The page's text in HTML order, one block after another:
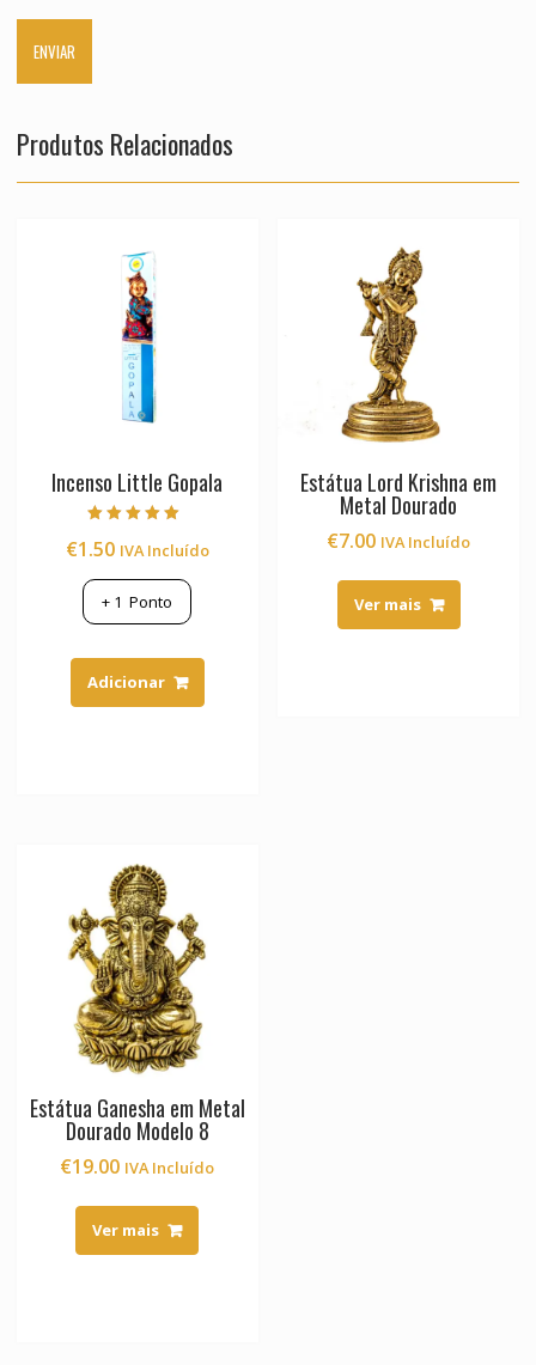
Produtos Relacionados
Incenso Little Gopala
5.00
€1.50 IVA Incluído
+ 1 Ponto
Adicionar
Estátua Lord Krishna em
Metal Dourado
€7.00 IVA Incluído
Ver mais
Estátua Ganesha em Metal
Dourado Modelo 8
€19.00 IVA Incluído
Ver mais